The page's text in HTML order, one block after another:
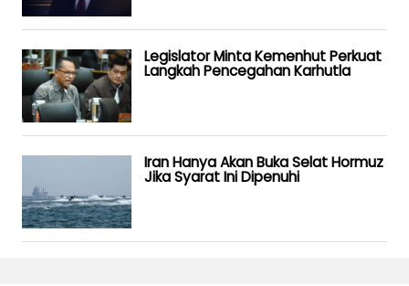
Legislator Minta Kemenhut Perkuat
Langkah Pencegahan Karhutla
Iran Hanya Akan Buka Selat Hormuz
Jika Syarat Ini Dipenuhi